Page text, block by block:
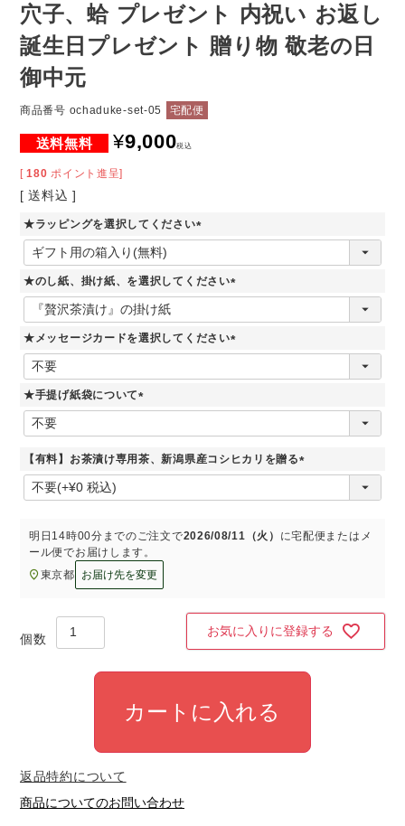
穴子、蛤 プレゼント 内祝い お返し
誕生日プレゼント 贈り物 敬老の日
御中元
商品番号 ochaduke-set-05 宅配便
¥9,000税込
[ 180 ポイント進呈]
送料込
★ラッピングを選択してください
(
須
★のし紙、掛け紙、を選択してください
(
須
★メッセージカードを選択してください
(
★手提げ紙袋について
(
)
【有料】お茶漬け専用茶、新潟県産コシヒカリを贈る
(
)
明日 14時00分 までのご注文で2026/08/11（火） に宅配便またはメ
ール便でお届けします。
東京都
お届け先を変更
お気に入りに登録する
カートに入れる
返品特約について
商品についてのお問い合わせ